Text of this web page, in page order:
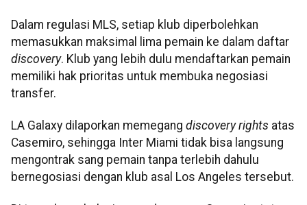
Dalam regulasi MLS, setiap klub diperbolehkan
memasukkan maksimal lima pemain ke dalam daftar
discovery. Klub yang lebih dulu mendaftarkan pemain
memiliki hak prioritas untuk membuka negosiasi
transfer.
LA Galaxy dilaporkan memegang discovery rights atas
Casemiro, sehingga Inter Miami tidak bisa langsung
mengontrak sang pemain tanpa terlebih dahulu
bernegosiasi dengan klub asal Los Angeles tersebut.